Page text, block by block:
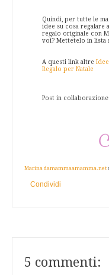
Quindi, per tutte le
idee su cosa regalare
regalo originale con
voi? Mettetelo in lista
A questi link altre
Regalo per Natale
Post in
Marina damammaamamma.net
Condividi
5 commenti: